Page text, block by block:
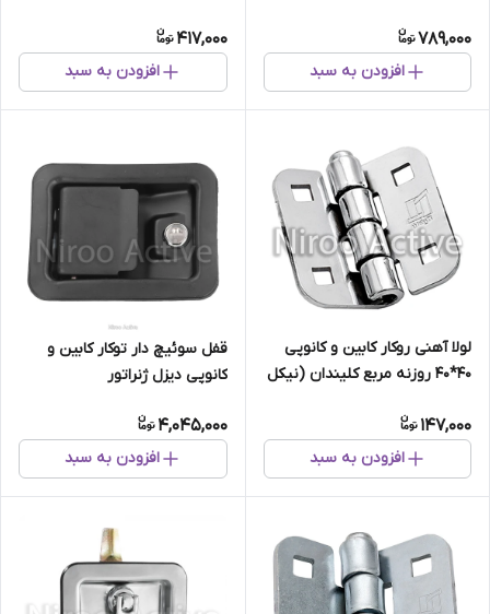
789,000
افزودن به سبد
417,000
افزودن به سبد
لولا آهنی روکار کابین و کانوپی
۴۰*۴۰ روزنه مربع کلیندان (نیکل
147,000
افزودن به سبد
قفل سوئیچ دار توکار کابین و
کانوپی دیزل ژنراتور
4,045,000
افزودن به سبد